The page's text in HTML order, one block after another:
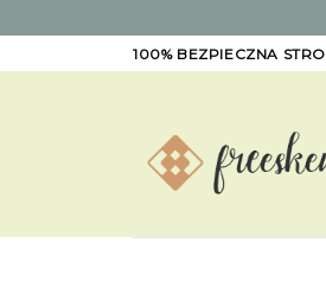
to
100% BEZPIECZNA